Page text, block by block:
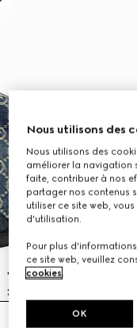
Nous utilisons des
Nous utilisons des
améliorer la navigation
faite, contribuer à nos
partager nos contenus
utiliser ce site web,
d'utilisation.
Pour plus
ce site web, veuillez
cookies.
OK